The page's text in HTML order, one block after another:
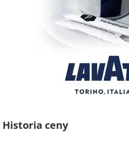
Historia ceny